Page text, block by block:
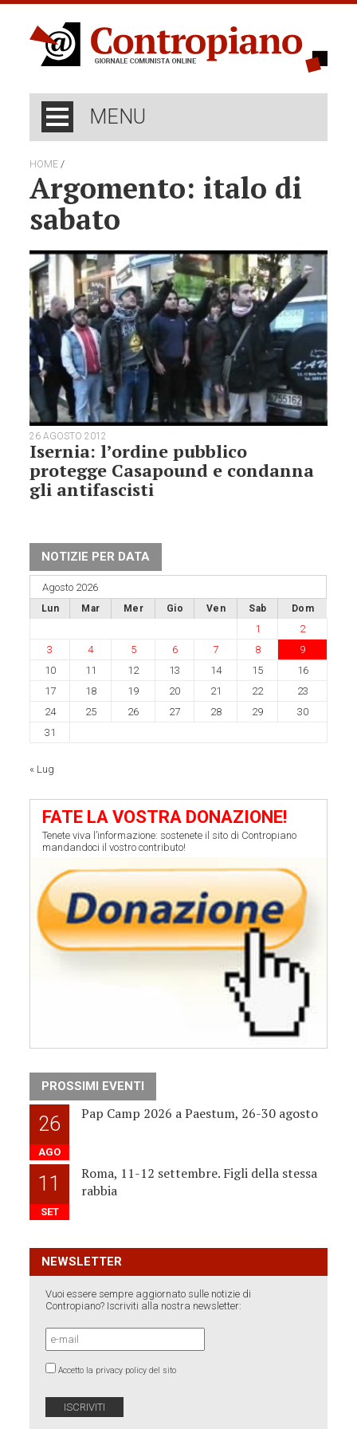
MENU
HOME /
Argomento: italo di
sabato
26 AGOSTO 2012
Isernia: l’ordine pubblico
protegge Casapound e condanna
gli antifascisti
NOTIZIE PER DATA
Agosto 2026
Lun Mar Mer Gio Ven Sab Dom
1
2
3
4 5 6 7 8
9
10
11 12 13 14 15
16
17
18 19 20 21 22
23
24
25 26 27 28 29
30
31
« Lug
FATE LA VOSTRA DONAZIONE!
Tenete viva l’informazione: sostenete il sito di Contropiano
mandandoci il vostro contributo!
PROSSIMI EVENTI
26
AGO
Pap Camp 2026 a Paestum, 26-30 agosto
11
SET
Roma, 11-12 settembre. Figli della stessa
rabbia
NEWSLETTER
Vuoi essere sempre aggiornato sulle notizie di
Contropiano? Iscriviti alla nostra newsletter:
Accetto la privacy policy del sito